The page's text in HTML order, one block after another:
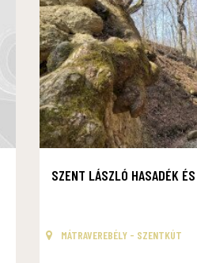
SZENT LÁSZLÓ HASADÉK
MÁTRAVEREBÉLY - SZENTKÚT